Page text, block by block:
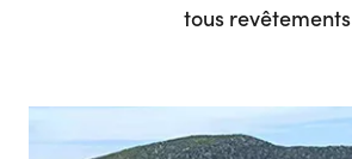
tous revêtements